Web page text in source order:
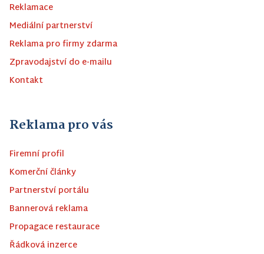
Reklamace
Mediální partnerství
Reklama pro firmy zdarma
Zpravodajství do e-mailu
Kontakt
Reklama pro vás
Firemní profil
Komerční články
Partnerství portálu
Bannerová reklama
Propagace restaurace
Řádková inzerce